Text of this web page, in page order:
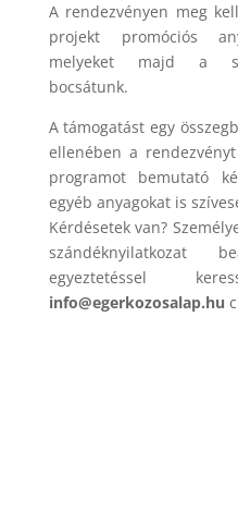
A rendezvényen meg
projekt promóciós
melyeket majd a
bocsátunk.
A támogatást egy
ellenében a
programot bemutató
egyéb anyagokat is
Kérdésetek van?
szándéknyilatkozat
egyeztetéssel
info@egerkozosalap.hu